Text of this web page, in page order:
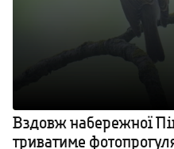
Вздовж набережної
триватиме